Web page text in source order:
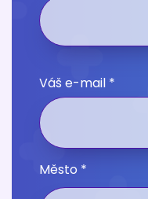
Váš e-mail *
Město *